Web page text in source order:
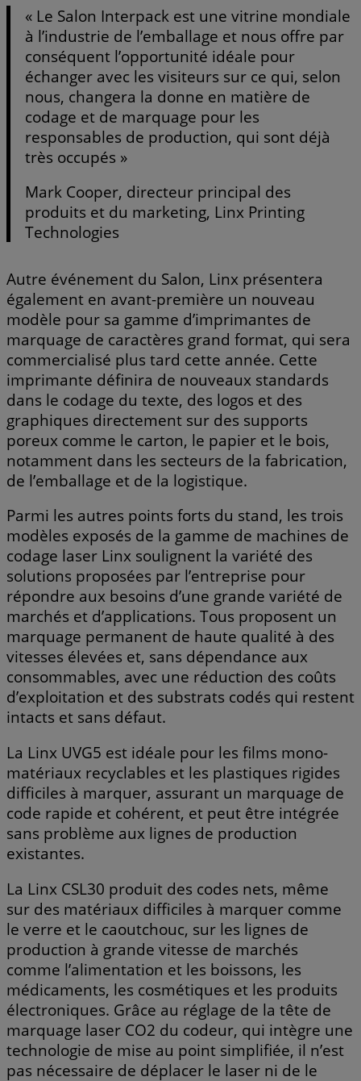
« Le Salon Interpack est une vitrine mondiale
à l’industrie de l’emballage et nous offre par
conséquent l’opportunité idéale pour
échanger avec les visiteurs sur ce qui, selon
nous, changera la donne en matière de
codage et de marquage pour les
responsables de production, qui sont déjà
très occupés »
Mark Cooper, directeur principal des
produits et du marketing, Linx Printing
Technologies
Autre événement du Salon, Linx présentera
également en avant-première un nouveau
modèle pour sa gamme d’imprimantes de
marquage de caractères grand format, qui sera
commercialisé plus tard cette année. Cette
imprimante définira de nouveaux standards
dans le codage du texte, des logos et des
graphiques directement sur des supports
poreux comme le carton, le papier et le bois,
notamment dans les secteurs de la fabrication,
de l’emballage et de la logistique.
Parmi les autres points forts du stand, les trois
modèles exposés de la gamme de machines de
codage laser Linx soulignent la variété des
solutions proposées par l’entreprise pour
répondre aux besoins d’une grande variété de
marchés et d’applications. Tous proposent un
marquage permanent de haute qualité à des
vitesses élevées et, sans dépendance aux
consommables, avec une réduction des coûts
d’exploitation et des substrats codés qui restent
intacts et sans défaut.
La Linx UVG5 est idéale pour les films mono-
matériaux recyclables et les plastiques rigides
difficiles à marquer, assurant un marquage de
code rapide et cohérent, et peut être intégrée
sans problème aux lignes de production
existantes.
La Linx CSL30 produit des codes nets, même
sur des matériaux difficiles à marquer comme
le verre et le caoutchouc, sur les lignes de
production à grande vitesse de marchés
comme l’alimentation et les boissons, les
médicaments, les cosmétiques et les produits
électroniques. Grâce au réglage de la tête de
marquage laser CO2 du codeur, qui intègre une
technologie de mise au point simplifiée, il n’est
pas nécessaire de déplacer le laser ni de le